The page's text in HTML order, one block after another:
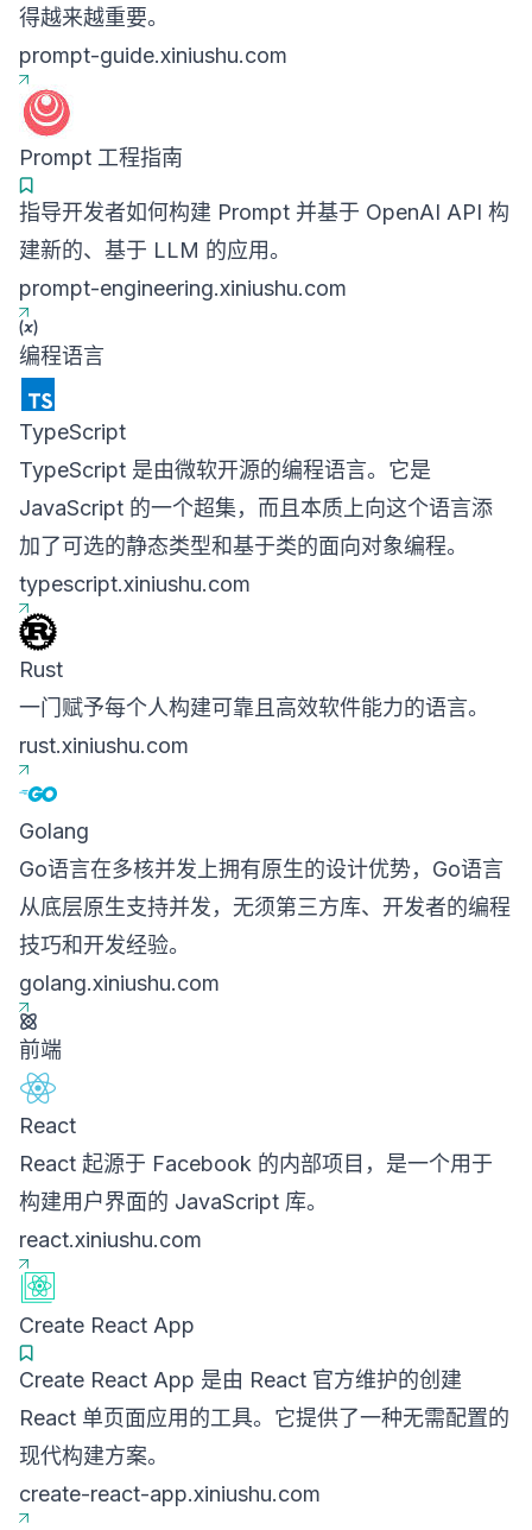
得越来越重要。
prompt-guide.xiniushu.com
Prompt 工程指南
指导开发者如何构建 Prompt 并基于 OpenAI API 构
建新的、基于 LLM 的应用。
prompt-engineering.xiniushu.com
编程语言
TypeScript
TypeScript 是由微软开源的编程语言。它是
JavaScript 的一个超集，而且本质上向这个语言添
加了可选的静态类型和基于类的面向对象编程。
typescript.xiniushu.com
Rust
一门赋予每个人构建可靠且高效软件能力的语言。
rust.xiniushu.com
Golang
Go语言在多核并发上拥有原生的设计优势，Go语言
从底层原生支持并发，无须第三方库、开发者的编程
技巧和开发经验。
golang.xiniushu.com
前端
React
React 起源于 Facebook 的内部项目，是一个用于
构建用户界面的 JavaScript 库。
react.xiniushu.com
Create React App
Create React App 是由 React 官方维护的创建
React 单页面应用的工具。它提供了一种无需配置的
现代构建方案。
create-react-app.xiniushu.com